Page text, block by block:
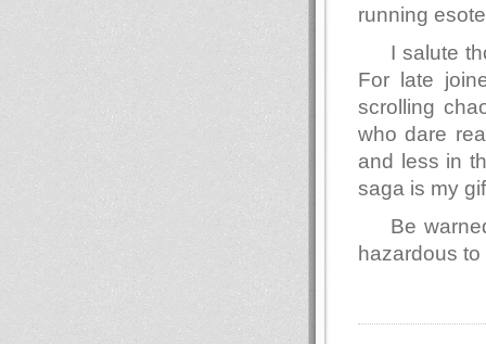
running
I salute
For late
scrolling
who dare
and less in
saga is my
Be
hazardous